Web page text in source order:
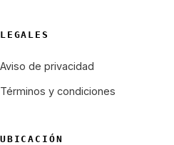
LEGALES
Aviso de privacidad
Términos y condiciones
UBICACIÓN